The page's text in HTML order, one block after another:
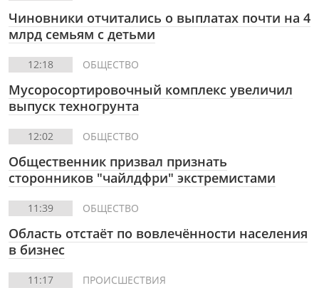
Чиновники отчитались о выплатах почти на 4
млрд семьям с детьми
12:18 ОБЩЕСТВО
Мусоросортировочный комплекс увеличил
выпуск техногрунта
12:02 ОБЩЕСТВО
Общественник призвал признать
сторонников "чайлдфри" экстремистами
11:39 ОБЩЕСТВО
Область отстаёт по вовлечённости населения
в бизнес
11:17 ПРОИСШЕСТВИЯ